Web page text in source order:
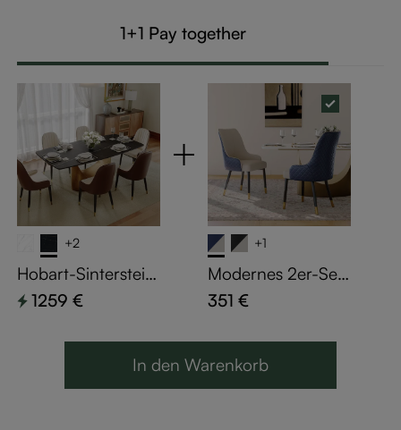
1+1 Pay together
+2
Hobart-Sinterstein
Esstische
1259 €
+1
Modernes 2er-Set
gepolsterte Essstü
hle in Hellgrau & Bl
ezug & schwarzem
Edelstahlgestell –
351 €
In den Warenkorb